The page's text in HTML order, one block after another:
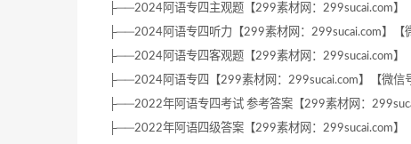
├──2024阿语专四主观题【299素材网：299sucai.com】
├──2024阿语专四听力【299素材网：299sucai.com】【
├──2024阿语专四客观题【299素材网：299sucai.com】
├──2024阿语专四【299素材网：299sucai.com】【微信
├──2022年阿语专四考试 参考答案【299素材网：
├──2022年阿语四级答案【299素材网：299sucai.com】